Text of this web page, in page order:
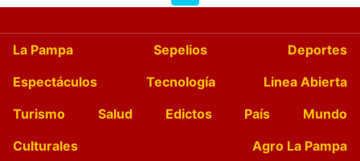
La Pampa Sepelios
Deportes
Espectáculos
Tecnología
Linea Abierta
Turismo
Salud Edictos País
Mundo
Culturales
Agro La Pampa